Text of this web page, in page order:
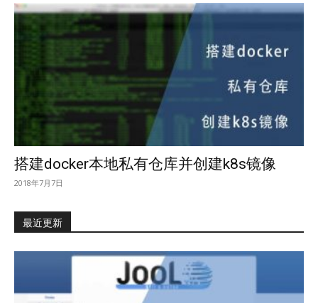
搭建docker本地私有仓库并创建k8s镜像
2018年7月7日
最近更新